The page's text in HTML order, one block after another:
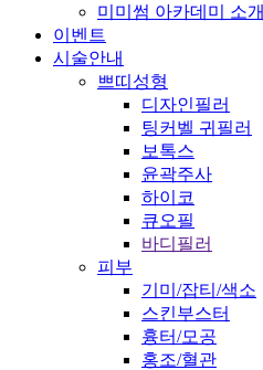
미미썸 아카데미 소개
이벤트
시술안내
쁘띠성형
디자인필러
팅커벨 귀필러
보톡스
윤곽주사
하이코
큐오필
바디필러
피부
기미/잡티/색소
스킨부스터
흉터/모공
홍조/혈관